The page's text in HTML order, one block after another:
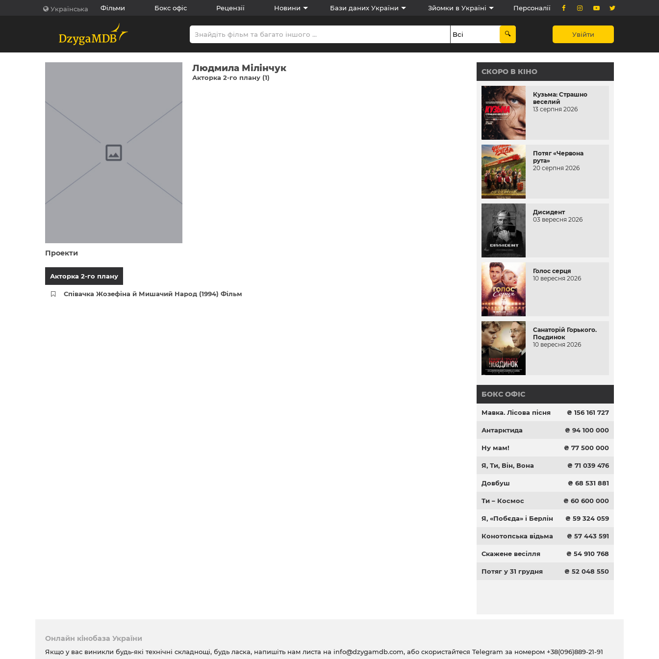
Українська Фільми Бокс офіс Рецензії Новини Бази даних України Зйомки в Україні Персоналії
Увійти
Людмила Мілінчук
Акторка 2-го плану (1)
Проекти
Акторка 2-го плану
Співачка Жозефіна й Мишачий Народ (1994) Фільм
СКОРО В КІНО
Кузьма: Страшно
веселий
13 серпня 2026
Потяг «Червона
рута»
20 серпня 2026
Дисидент
03 вересня 2026
Голос серця
10 вересня 2026
Санаторій Горького.
Поєдинок
10 вересня 2026
БОКС ОФІС
Мавка. Лісова пісня ₴ 156 161 727
Антарктида ₴ 94 100 000
Ну мам! ₴ 77 500 000
Я, Ти, Він, Вона ₴ 71 039 476
Довбуш ₴ 68 531 881
Ти – Космос ₴ 60 600 000
Я, «Побєда» і Берлін ₴ 59 324 059
Конотопська відьма ₴ 57 443 591
Скажене весілля ₴ 54 910 768
Потяг у 31 грудня ₴ 52 048 550
Онлайн кінобаза України
Якщо у вас виникли будь-які технічні складнощі, будь ласка, напишіть нам листа на info@dzygamdb.com, або скористайтеся Telegram за номером +38(096)889-21-91